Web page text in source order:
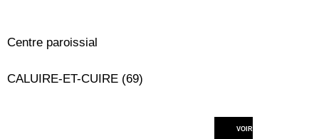
Centre paroissial
CALUIRE-ET-CUIRE (69)
VOIR